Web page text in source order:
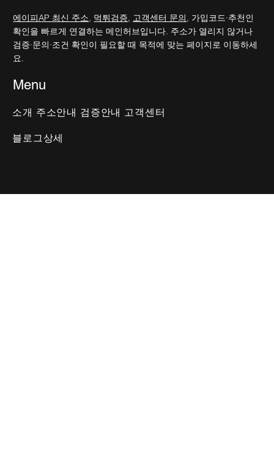
에이피AP 최신 주소, 먹튀검증, 고객센터 문의, 가입코드·추천인
확인을 빠르게 연결하는 메인허브입니다. 주소가 열리지 않거나
검증·문의·조건 확인이 필요할 때 목적에 맞는 페이지로 이동하세
요.
Menu
소개 주소안내 검증안내 고객센터
블로그상세